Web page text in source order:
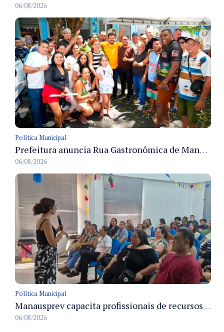
06/08/2026
Política Municipal
Prefeitura anuncia Rua Gastronômica de Manaus e garante alternativas para 54 ambulantes cadastrados
06/08/2026
Política Municipal
Manausprev capacita profissionais de recursos humanos para agilizar concessão de aposentadorias no município
06/08/2026